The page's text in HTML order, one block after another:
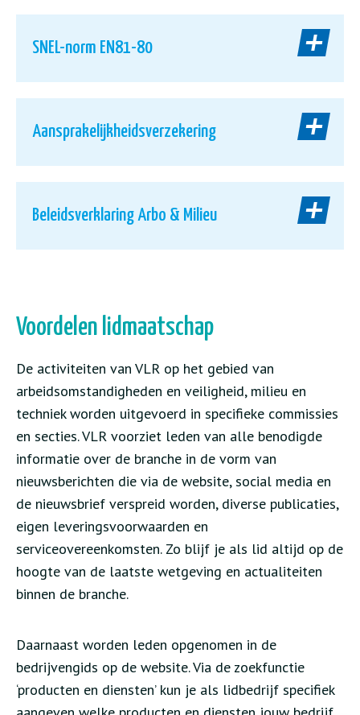
SNEL-norm EN81-80
Aansprakelijkheidsverzekering
Beleidsverklaring Arbo & Milieu
Voordelen lidmaatschap
De activiteiten van VLR op het gebied van
arbeidsomstandigheden en veiligheid, milieu en
techniek worden uitgevoerd in specifieke commissies
en secties. VLR voorziet leden van alle benodigde
informatie over de branche in de vorm van
nieuwsberichten die via de website, social media en
de nieuwsbrief verspreid worden, diverse publicaties,
eigen leveringsvoorwaarden en
serviceovereenkomsten. Zo blijf je als lid altijd op de
hoogte van de laatste wetgeving en actualiteiten
binnen de branche.
Daarnaast worden leden opgenomen in de
bedrijvengids op de website. Via de zoekfunctie
‘producten en diensten’ kun je als lidbedrijf specifiek